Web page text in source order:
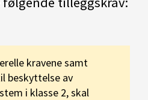
kravene samt
beskyttelse av
i klasse 2, skal